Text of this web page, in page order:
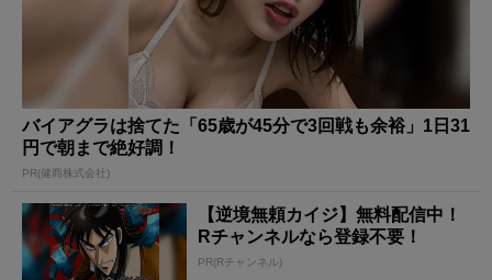
バイアグラは捨てた「65歳が45分で3回戦も余裕」1日31
円で朝まで絶好調！
PR(健商株式会社)
【逆境無頼カイジ】無料配信中！
Rチャンネルなら登録不要！
PR(Rチャンネル)